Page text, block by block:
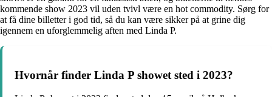
kommende show 2023 vil uden tvivl være en hot commodity. Sørg for
at få dine billetter i god tid, så du kan være sikker på at grine dig
igennem en uforglemmelig aften med Linda P.
Hvornår finder Linda P showet sted i 2023?